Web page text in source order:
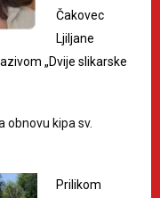
Čakovec
Ljiljane
„Dvije slikarske
obnovu kipa sv.
Prilikom